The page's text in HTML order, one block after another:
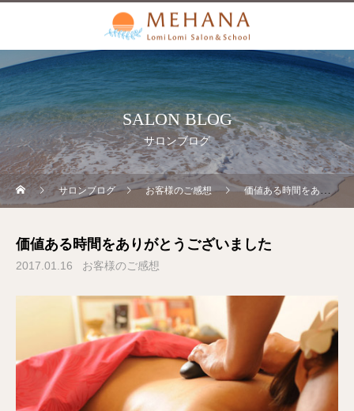
SALON BLOG
サロンブログ
サロンブログ お客様のご感想 価値ある時間をありがとうございました
価値ある時間をありがとうございました
2017.01.16 お客様のご感想